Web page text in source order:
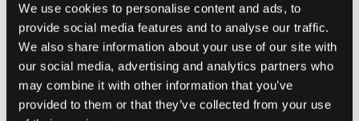
We use cookies to personalise content and ads, to
provide social media features and to analyse our traffic.
We also share information about your use of our site with
our social media, advertising and analytics partners who
may combine it with other information that you’ve
provided to them or that they’ve collected from your use
kanonikalnego, wyszukiwarki mogą postrzegać to
jako duplikację treści.
2. URL-e z parametrami: URL-e z parametrami,
takimi jak identyfikatory sesji czy kody śledzenia,
mogą tworzyć wiele wersji tej samej strony, co